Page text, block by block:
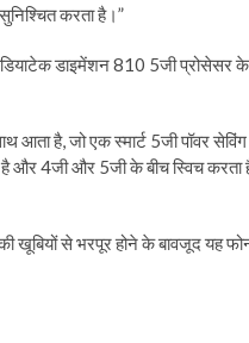
करता है।”
डाइमेंशन 810 5जी
आता है, जो एक स्मार्ट 5जी पॉवर
और 4जी और 5जी के बीच स्विच
से भरपूर होने के बावजूद यह